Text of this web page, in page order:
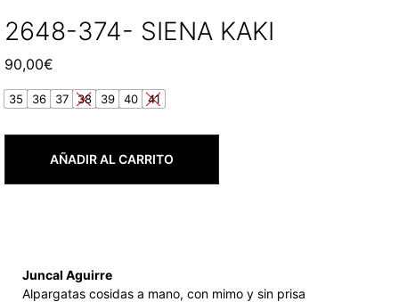
2648-374- SIENA KAKI
90,00€
35 36 37 38 39 40 41
AÑADIR AL CARRITO
Juncal Aguirre
Alpargatas cosidas a mano, con mimo y sin prisa